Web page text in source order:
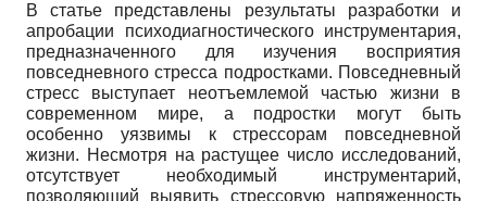
В статье представлены результаты разработки и
апробации психодиагностического инструментария,
предназначенного для изучения восприятия
повседневного стресса подростками. Повседневный
стресс выступает неотъемлемой частью жизни в
современном мире, а подростки могут быть
особенно уязвимы к стрессорам повседневной
жизни. Несмотря на растущее число исследований,
отсутствует необходимый инструментарий,
позволяющий выявить стрессовую напряженность